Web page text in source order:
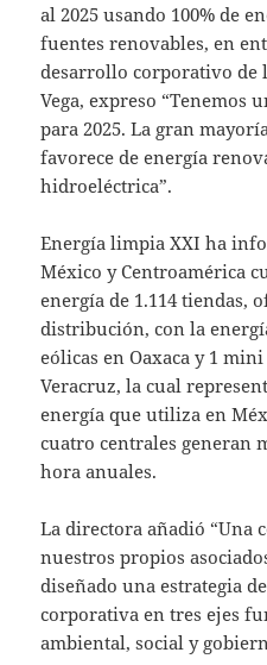
al 2025 usando 100% de
fuentes renovables, en
desarrollo corporativo de
Vega, expreso “Tenemos
para 2025. La gran
favorece de energía
hidroeléctrica”.
Energía limpia XXI ha
México y Centroamérica
energía de 1.114 tiendas,
distribución, con la
eólicas en Oaxaca y 1
Veracruz, la cual
energía que utiliza en
cuatro centrales generan
hora anuales.
La directora añadió “Una
nuestros propios
diseñado una estrategia
corporativa en tres ejes
ambiental, social y